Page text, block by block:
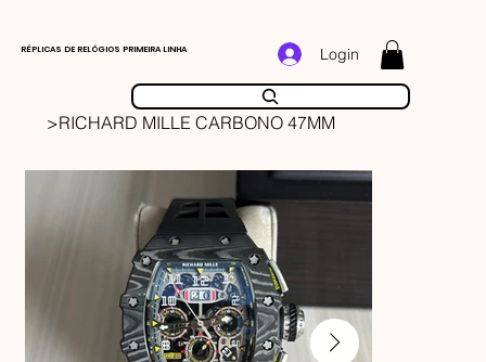
RÉPLICAS DE RELÓGIOS PRIMEIRA LINHA Login
>RICHARD MILLE CARBONO 47MM